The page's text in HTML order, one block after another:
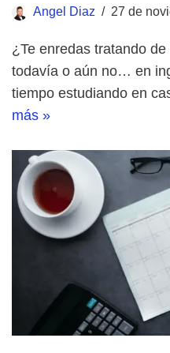
Angel Diaz 27 de
¿Te enredas tratando
todavía o aún no… en
tiempo estudiando en
más »